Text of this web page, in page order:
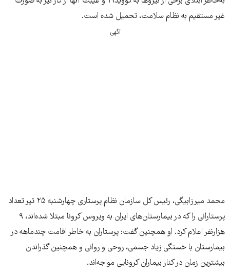
غیر مستقیم به نظام سلامت، تحمیل شده است.
آگهی
محمد میرزابیگی، رئیس کل سازمان نظام پرستاری چهارشنبه ۲۵ تیر تعداد
پرستارانی را که در بیمارستان‌های ایران به ویروس کرونا مبتلا شده‌اند، ۹
هزارنفر اعلام کرد. او همچنین گفت: پرستاران به خاطر اقامت چندماهه در
بیمارستان با خستگی زیاد جسمی، روحی و روانی و همچنین گذراندن
بیشترین زمان در کنار بیماران کرونایی مواجه‌اند.